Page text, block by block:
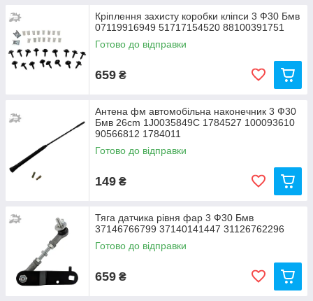
Кріплення захисту коробки кліпси 3 Ф30 Бмв
07119916949 51717154520 88100391751
Готово до відправки
659 ₴
Антена фм автомобільна наконечник 3 Ф30
Бмв 26cm 1J0035849C 1784527 100093610
90566812 1784011
Готово до відправки
149 ₴
Тяга датчика рівня фар 3 Ф30 Бмв
37146766799 37140141447 31126762296
Готово до відправки
659 ₴